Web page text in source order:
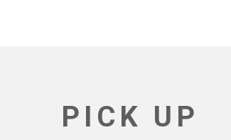
PICK UP